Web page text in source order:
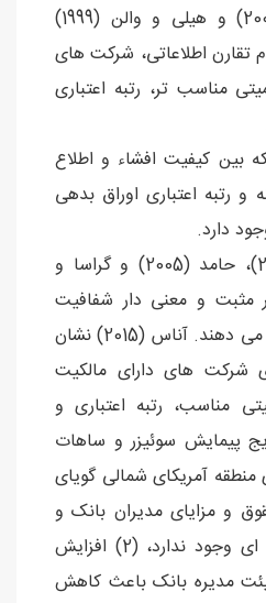
آجینکیا و همکاران (2003) و هیلی و والن (1999)
تقارن اطلاعاتی، شرکت های
مناسب تر، رتبه اعتباری
دریافت که بین کیفیت افشاء و اطلاع
رتبه اعتباری اوراق بدهی
دارد.
آرباتلی و اسکولانو (2012)، حامد (2005) و گراسا و
از تاثیر مثبت و معنی دار شفافیت
مالی بر رتبه اعتباری خبر می دهند. آناس (2015) نشان
شرکت های دارای مالکیت
مناسب، رتبه اعتباری و
پیمایش سوئیزر و ساهات
منطقه آمریکای شمالی گویای
بین حقوق و مزایای مدیران بانک و
ریسک اعتباری آن رابطه ای وجود ندارد، (2) افزایش
مدیره بانک باعث کاهش